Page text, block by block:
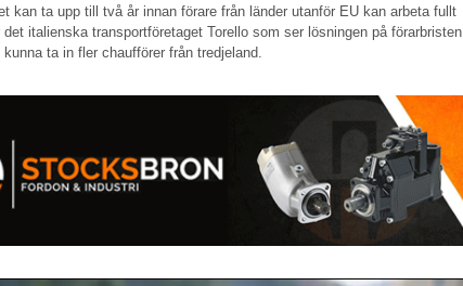
kan ta upp till två år innan förare från länder utanför EU kan arbeta fullt
italienska transportföretaget Torello som ser lösningen på förarbristen
ta in fler chaufförer från tredjeland.